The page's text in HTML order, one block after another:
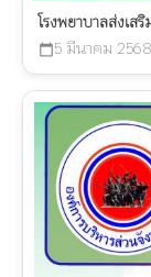
โรงพยาบาลส่งเส
calendar_today5 มีนาคม 2568